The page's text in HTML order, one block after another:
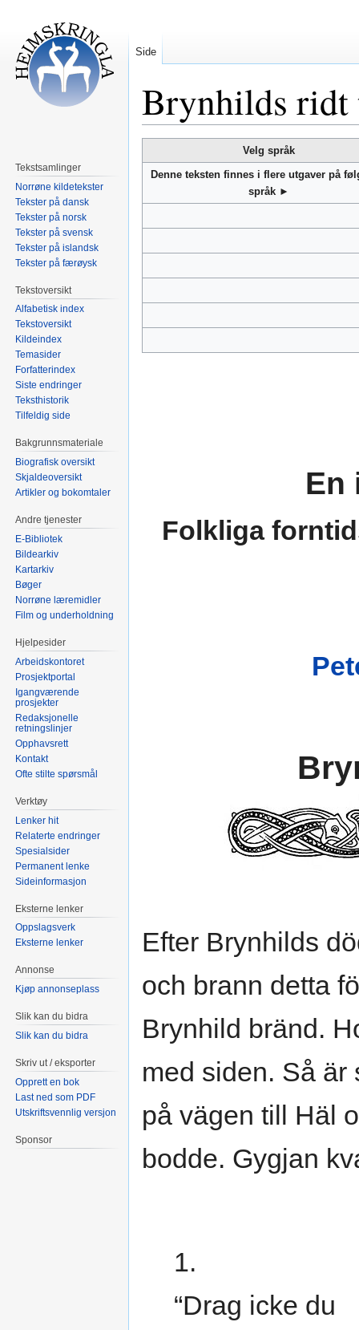
Brynhilds
til
navigering
til
søk
Velg språk
Denne teksten finnes i flere utgaver på
språk ►
En
Folkliga
Efter Brynhilds
och brann detta
Brynhild bränd.
med siden. Så är
på vägen till Häl
bodde. Gygjan
1.
“Drag icke du
Side
Tekstsamlinger
Norrøne kildetekster
Tekster på dansk
Tekster på norsk
Tekster på svensk
Tekster på islandsk
Tekster på færøysk
Tekstoversikt
Alfabetisk index
Tekstoversikt
Kildeindex
Temasider
Forfatterindex
Siste endringer
Teksthistorik
Tilfeldig side
Bakgrunnsmateriale
Biografisk oversikt
Skjaldeoversikt
Artikler og bokomtaler
Andre tjenester
E-Bibliotek
Bildearkiv
Kartarkiv
Bøger
Norrøne læremidler
Film og underholdning
Hjelpesider
Arbeidskontoret
Prosjektportal
Igangværende
prosjekter
Redaksjonelle
retningslinjer
Opphavsrett
Kontakt
Ofte stilte spørsmål
Verktøy
Lenker hit
Relaterte endringer
Spesialsider
Permanent lenke
Sideinformasjon
Eksterne lenker
Oppslagsverk
Eksterne lenker
Annonse
Kjøp annonseplass
Slik kan du bidra
Slik kan du bidra
Skriv ut / eksporter
Opprett en bok
Last ned som PDF
Utskriftsvennlig versjon
Sponsor